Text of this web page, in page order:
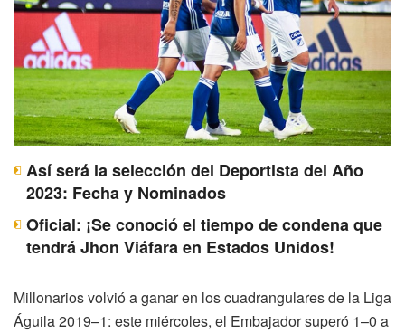
Así será la selección del Deportista del Año
2023: Fecha y Nominados
Oficial: ¡Se conoció el tiempo de condena que
tendrá Jhon Viáfara en Estados Unidos!
Millonarios volvió a ganar en los cuadrangulares de la Liga
Águila 2019–1: este miércoles, el Embajador superó 1–0 a